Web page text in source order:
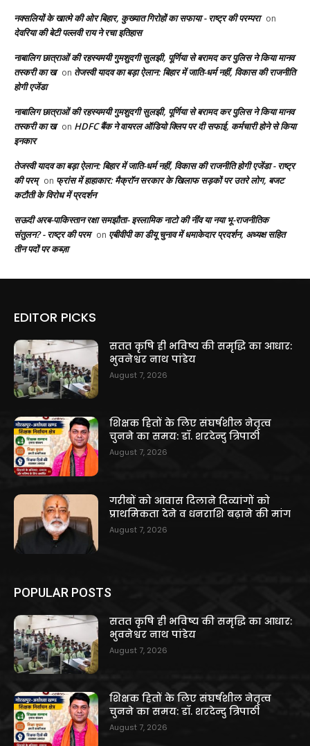
नक्सलियों के खात्मे की ओर बिहार, कुख्यात गिरोहों का सफाया - राष्ट्र की परम्परा on
देवरिया की बेटी पल्लवी राय ने रचा इतिहास
नाबालिग छात्राओं की रहस्यमयी गुमशुदगी सुलझी, पूर्णिया से बरामद कर पुलिस ने किया मानव
तस्करी का ख on तेजस्वी यादव का बड़ा ऐलान: बिहार में जाति-धर्म नहीं, विकास की राजनीति
होगी एजेंडा
नाबालिग छात्राओं की रहस्यमयी गुमशुदगी सुलझी, पूर्णिया से बरामद कर पुलिस ने किया मानव
तस्करी का ख on HDFC बैंक ने वायरल ऑडियो क्लिप पर दी सफाई, कर्मचारी होने से किया
इनकार
तेजस्वी यादव का बड़ा ऐलान: बिहार में जाति-धर्म नहीं, विकास की राजनीति होगी एजेंडा - राष्ट्र
की परम् on फ्रांस में हाहाकार: मैक्रॉन सरकार के खिलाफ सड़कों पर उतरे लोग, बजट
कटौती के विरोध में प्रदर्शन
सऊदी अरब-पाकिस्तान रक्षा समझौता- इस्लामिक नाटो की नींव या नया भू-राजनीतिक
संतुलन? - राष्ट्र की परम on एबीवीपी का डीयू चुनाव में धमाकेदार प्रदर्शन, अध्यक्ष सहित
तीन पदों पर कब्ज़ा
EDITOR PICKS
सतत कृषि ही भविष्य की समृद्धि का आधार:
भुवनेश्वर नाथ पांडेय
August 7, 2026
शिक्षक हितों के लिए संघर्षशील नेतृत्व
चुनने का समय: डॉ. शरदेन्दु त्रिपाठी
August 7, 2026
गरीबों को आवास दिलाने दिव्यांगों को
प्राथमिकता देने व धनराशि बढ़ाने की मांग
August 7, 2026
POPULAR POSTS
सतत कृषि ही भविष्य की समृद्धि का आधार:
भुवनेश्वर नाथ पांडेय
August 7, 2026
शिक्षक हितों के लिए संघर्षशील नेतृत्व
चुनने का समय: डॉ. शरदेन्दु त्रिपाठी
August 7, 2026